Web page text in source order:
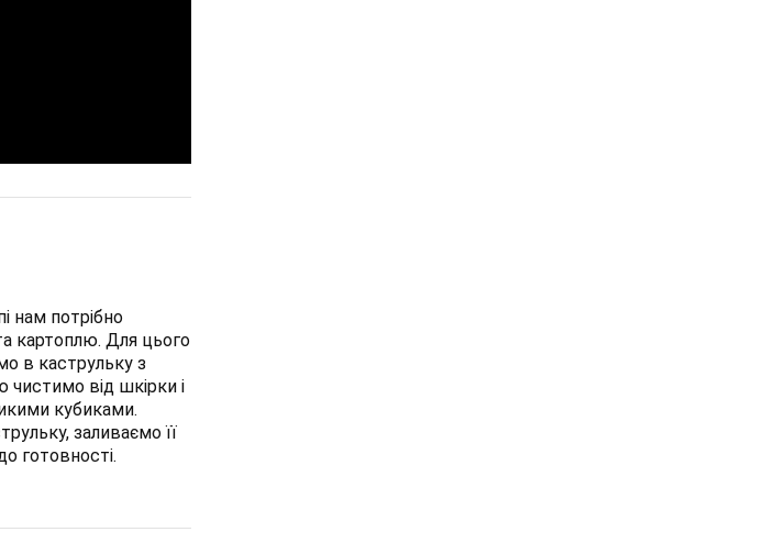
нам потрібно
картоплю. Для цього
в каструльку з
від шкірки і
кубиками.
заливаємо її
готовності.